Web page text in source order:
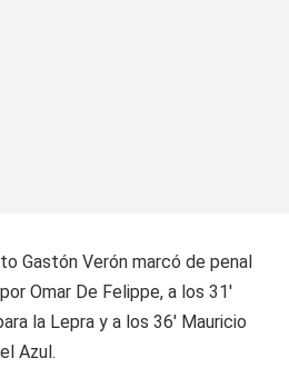
Gastón Verón marcó de penal
Omar De Felippe, a los 31'
la Lepra y a los 36' Mauricio
Azul.